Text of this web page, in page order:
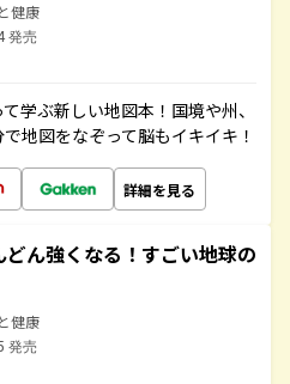
健康
発売
学ぶ新しい地図本！国境や州、
地図をなぞって脳もイキイキ！
詳細を見る
どん強くなる！すごい地球の
健康
発売